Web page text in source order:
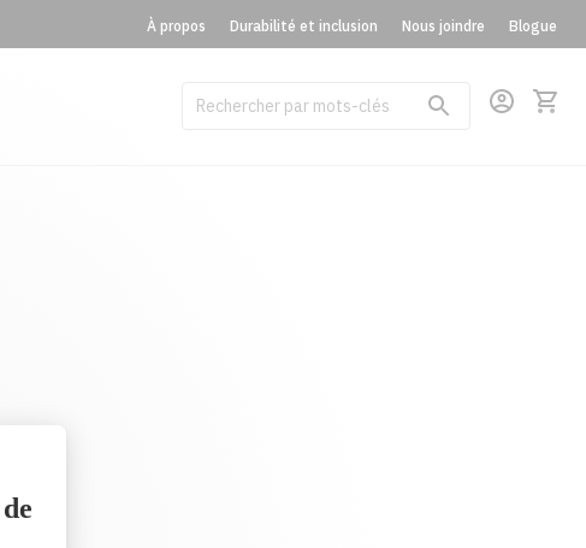
À propos Durabilité et inclusion Nous joindre Blogue